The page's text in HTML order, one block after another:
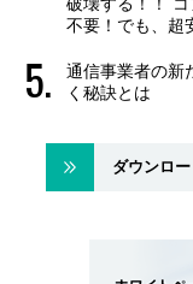
破壊する！！
不要！でも、
通信事業者の
く秘訣とは
ダウンロ